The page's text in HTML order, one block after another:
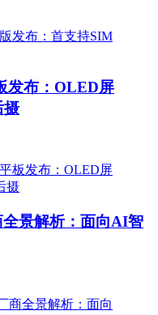
发布：OLED屏
摄
景解析：面向AI智